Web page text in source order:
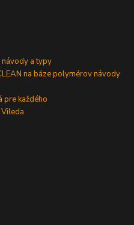
návody a typy
na báze polymérov návody
pre každého